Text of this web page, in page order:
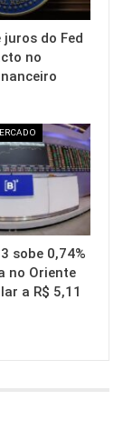
juros do Fed
no
sobe 0,74%
no Oriente
a R$ 5,11